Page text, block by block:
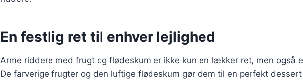
En festlig ret til enhver lejlighed
Arme riddere med frugt og flødeskum er ikke kun en lækker ret, men også
De farverige frugter og den luftige flødeskum gør dem til en perfekt